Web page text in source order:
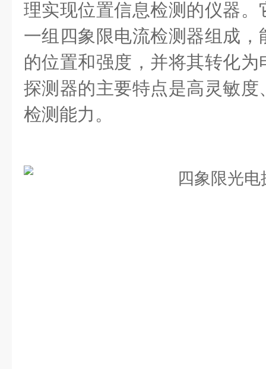
理实现位置信息检测的仪器
一组四象限电流检测器组成
的位置和强度，并将其转化
探测器的主要特点是高灵敏
检测能力。